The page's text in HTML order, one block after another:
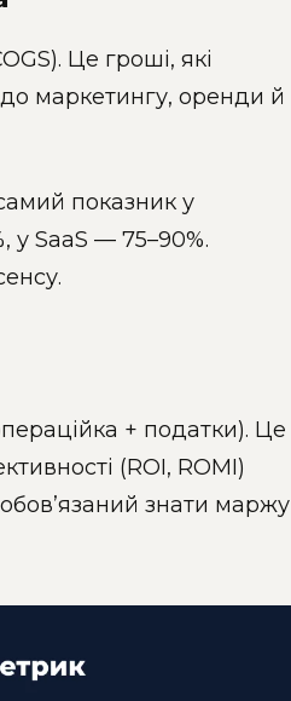
Це гроші, які
маркетингу, оренди й
показник у
у SaaS — 75–90%.
+ податки). Це
(ROI, ROMI)
знати маржу